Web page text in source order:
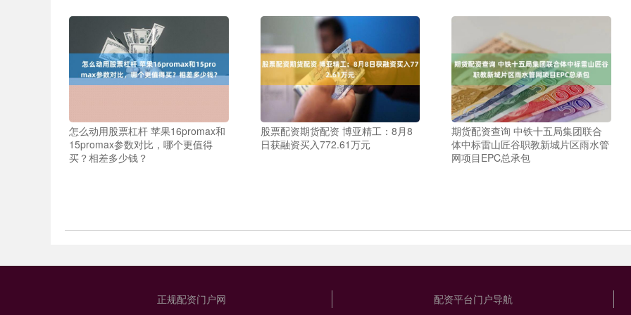
怎么动用股票杠杆 苹果16promax和
15promax参数对比，哪个更值得
买？相差多少钱？
股票配资期货配资 博亚精工：8月8
日获融资买入772.61万元
期货配资查询 中铁十五局集团联合
体中标雷山匠谷职教新城片区雨水管
网项目EPC总承包
正规配资门户网 配资平台门户导航